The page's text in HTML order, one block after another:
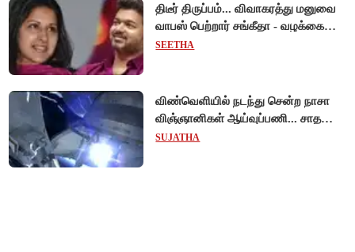
திடீர் திருப்பம்... விவாகரத்து மனுவை
வாபஸ் பெற்றார் சங்கீதா - வழக்கை
முடித்து வைத்தது செங்கல்பட்டு
SEETHA
விண்வெளியில் நடந்து சென்ற நாசா
விஞ்ஞானிகள் ஆய்வுப்பணி... சாதனை
!
SUJATHA